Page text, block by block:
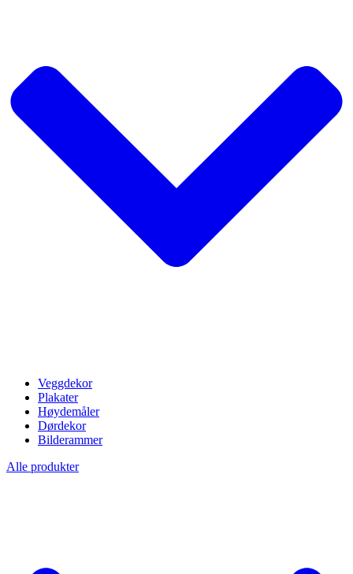
Veggdekor
Plakater
Høydemåler
Dørdekor
Bilderammer
Alle produkter